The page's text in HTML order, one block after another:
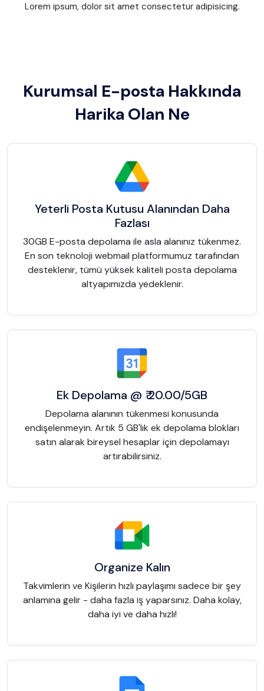
Lorem ipsum, dolor sit amet consectetur adipisicing.
Kurumsal E-posta Hakkında
Harika Olan Ne
Yeterli Posta Kutusu Alanından Daha
Fazlası
30GB E-posta depolama ile asla alanınız tükenmez.
En son teknoloji webmail platformumuz tarafından
desteklenir, tümü yüksek kaliteli posta depolama
altyapımızda yedeklenir.
Ek Depolama @ ₹ 20.00/5GB
Depolama alanının tükenmesi konusunda
endişelenmeyin. Artık 5 GB'lık ek depolama blokları
satın alarak bireysel hesaplar için depolamayı
artırabilirsiniz.
Organize Kalın
Takvimlerin ve Kişilerin hızlı paylaşımı sadece bir şey
anlamına gelir - daha fazla iş yaparsınız. Daha kolay,
daha iyi ve daha hızlı!